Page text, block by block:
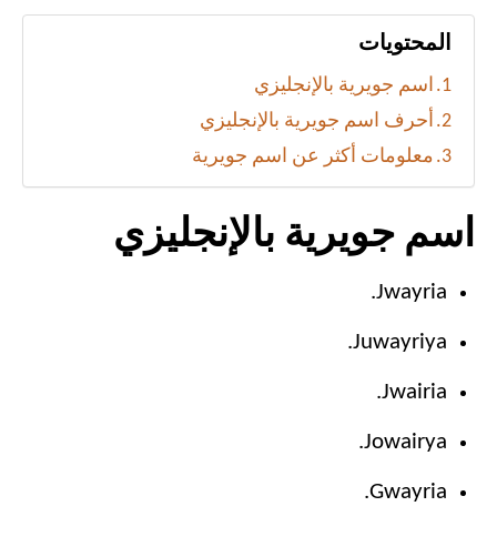
المحتويات
اسم جويرية بالإنجليزي
أحرف اسم جويرية بالإنجليزي
معلومات أكثر عن اسم جويرية
اسم جويرية بالإنجليزي
Jwayria.
Juwayriya.
Jwairia.
Jowairya.
Gwayria.